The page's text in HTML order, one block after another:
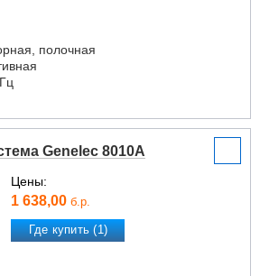
полочная
Genelec 8010A
Цены:
1 638,00 б.р.
Где купить (1)